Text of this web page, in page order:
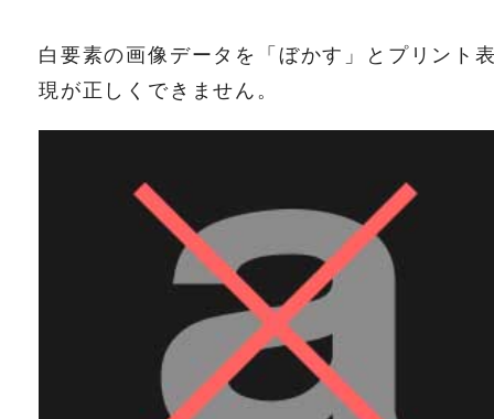
白要素の画像データを「ぼかす」とプリント
現が正しくできません。